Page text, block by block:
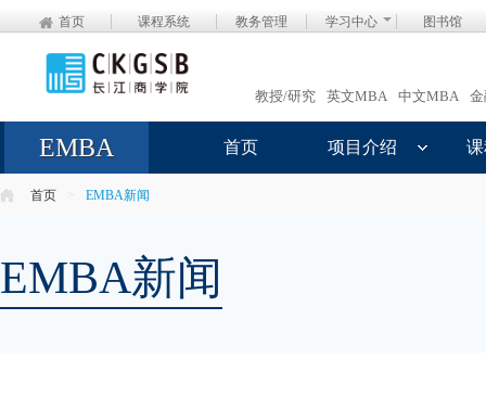
首页 课程系统 教务管理 学习中心 图书馆
教授/研究 英文MBA 中文MBA
EMBA 首页 项目介绍
首页 EMBA新闻
EMBA新闻